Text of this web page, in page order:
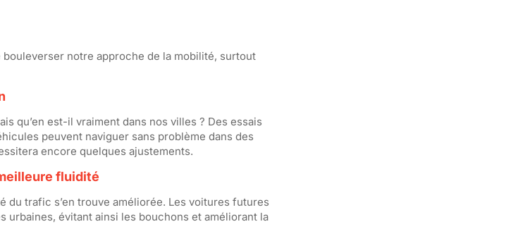
notre approche de la mobilité, surtout
qu’en est-il vraiment dans nos villes ? Des essais
peuvent naviguer sans problème dans des
encore quelques ajustements.
fluidité
trafic s’en trouve améliorée. Les voitures futures
évitant ainsi les bouchons et améliorant la